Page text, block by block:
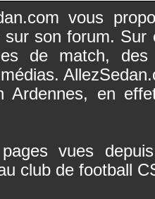
vous
son forum.
de match, des
Ardennes, en
pages vues
club de football